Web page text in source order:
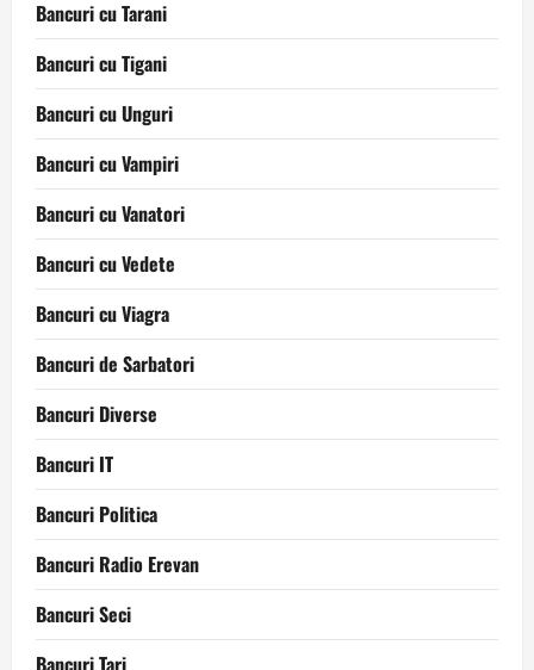
Bancuri cu Tarani
Bancuri cu Tigani
Bancuri cu Unguri
Bancuri cu Vampiri
Bancuri cu Vanatori
Bancuri cu Vedete
Bancuri cu Viagra
Bancuri de Sarbatori
Bancuri Diverse
Bancuri IT
Bancuri Politica
Bancuri Radio Erevan
Bancuri Seci
Bancuri Tari